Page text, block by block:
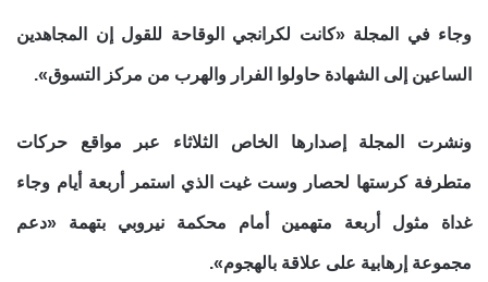
وجاء في المجلة «كانت لكرانجي الوقاحة للقول إن المجاهدين
الساعين إلى الشهادة حاولوا الفرار والهرب من مركز التسوق».
ونشرت المجلة إصدارها الخاص الثلاثاء عبر مواقع حركات
متطرفة كرستها لحصار وست غيت الذي استمر أربعة أيام وجاء
غداة مثول أربعة متهمين أمام محكمة نيروبي بتهمة «دعم
مجموعة إرهابية على علاقة بالهجوم».